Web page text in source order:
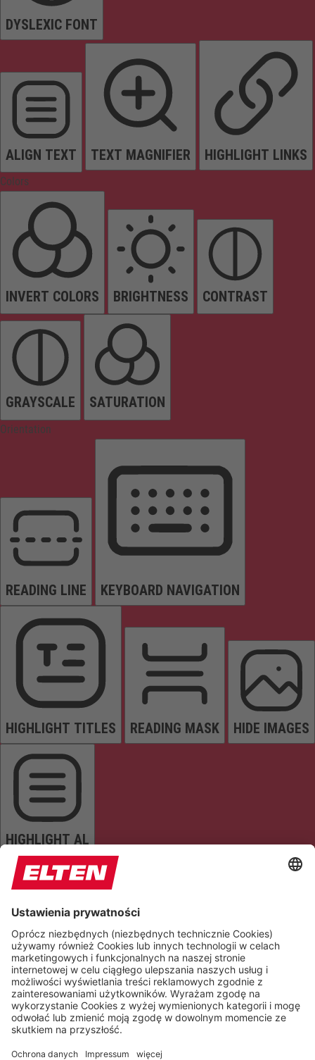
DYSLEXIC FONT
ALIGN TEXT TEXT MAGNIFIER HIGHLIGHT LINKS
Colors
INVERT COLORS BRIGHTNESS CONTRAST
GRAYSCALE SATURATION
Orientation
READING LINE KEYBOARD NAVIGATION
HIGHLIGHT TITLES READING MASK HIDE IMAGES
HIGHLIGHT AL
READ PAGE MUTE SOUNDS STOP ANIMATIONS
Reset Settings